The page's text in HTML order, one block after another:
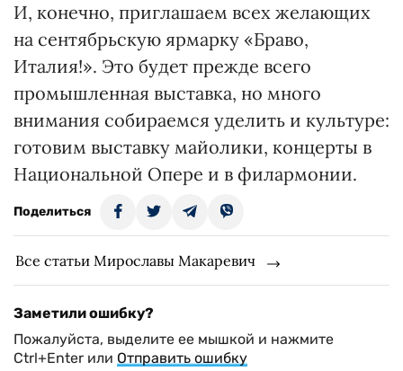
И, конечно, приглашаем всех желающих
на сентябрьскую ярмарку «Браво,
Италия!». Это будет прежде всего
промышленная выставка, но много
внимания собираемся уделить и культуре:
готовим выставку майолики, концерты в
Национальной Опере и в филармонии.
Поделиться
Все статьи Мирославы Макаревич
Заметили ошибку?
Пожалуйста, выделите ее мышкой и нажмите
Ctrl+Enter или Отправить ошибку